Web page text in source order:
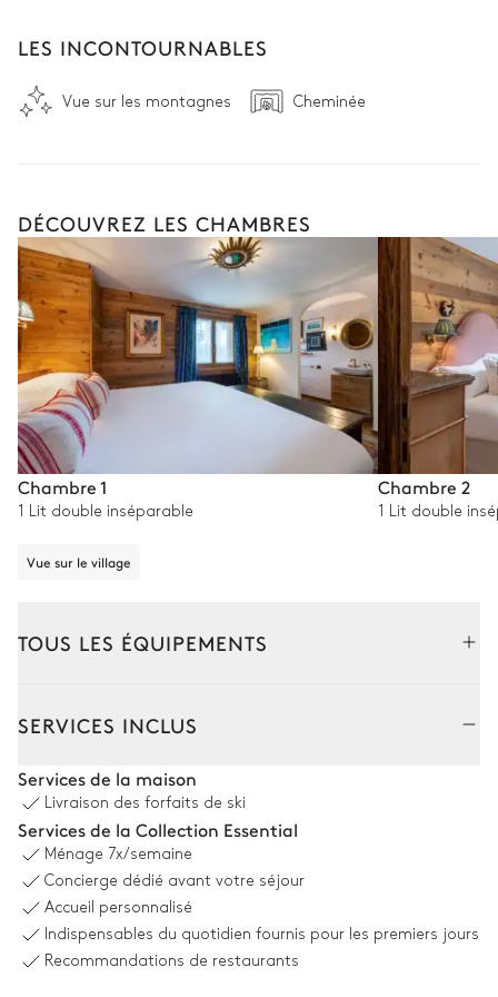
LES INCONTOURNABLES
Vue sur les montagnes Cheminée
DÉCOUVREZ LES CHAMBRES
Chambre 1
1 Lit double inséparable
Vue sur le village
Chambre 2
1 Lit double
TOUS LES ÉQUIPEMENTS
TV
Bois
Fauteuils
Salle à manger
SERVICES INCLUS
Services de la maison
Livraison des forfaits de ski
Services de la Collection Essential
Ménage 7x/semaine
Concierge dédié avant votre séjour
Accueil personnalisé
Indispensables du quotidien fournis pour les premiers jours
Recommandations de restaurants